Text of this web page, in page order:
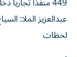
عبدالعزيز الملا:
لحظات